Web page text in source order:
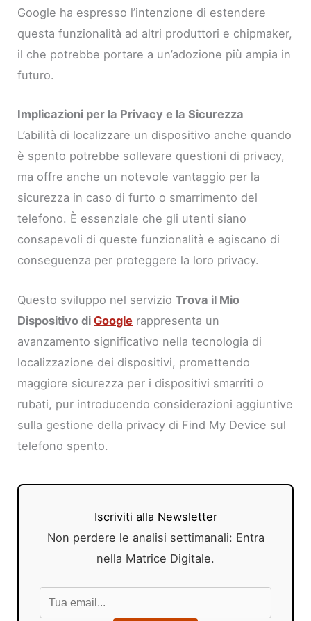
Google ha espresso l’intenzione di estendere
questa funzionalità ad altri produttori e chipmaker,
il che potrebbe portare a un’adozione più ampia in
futuro.
Implicazioni per la Privacy e la Sicurezza
L’abilità di localizzare un dispositivo anche quando
è spento potrebbe sollevare questioni di privacy,
ma offre anche un notevole vantaggio per la
sicurezza in caso di furto o smarrimento del
telefono. È essenziale che gli utenti siano
consapevoli di queste funzionalità e agiscano di
conseguenza per proteggere la loro privacy.
Questo sviluppo nel servizioTrova il Mio
Dispositivo diGoogle rappresenta un
avanzamento significativo nella tecnologia di
localizzazione dei dispositivi, promettendo
maggiore sicurezza per i dispositivi smarriti o
rubati, pur introducendo considerazioni aggiuntive
sulla gestione della privacy di Find My Device sul
telefono spento.
Iscriviti alla Newsletter
Non perdere le analisi settimanali: Entra
nella Matrice Digitale.